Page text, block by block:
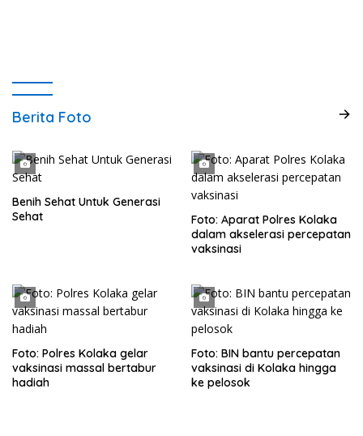
Berita Foto
Benih Sehat Untuk Generasi
Sehat
Foto: Aparat Polres Kolaka
dalam akselerasi percepatan
vaksinasi
Foto: Polres Kolaka gelar
vaksinasi massal bertabur
hadiah
Foto: BIN bantu percepatan
vaksinasi di Kolaka hingga
ke pelosok